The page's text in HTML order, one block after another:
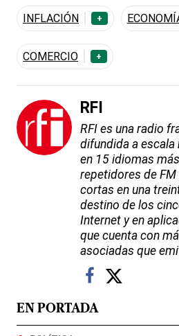
INFLACIÓN +
COMERCIO +
RFI
RFI es una radio
difundida a escala
en 15 idiomas
repetidores de
cortas en una
destino de los
Internet y en
que cuenta con
asociadas que
EN PORTADA